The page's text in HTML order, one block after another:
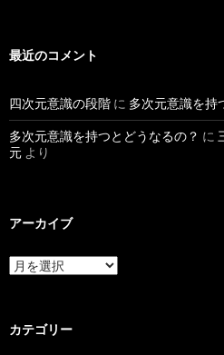
最近のコメント
四次元意識の段階 に 多次元意識を持
多次元意識を持つとどうなるの？ に
元 より
アーカイブ
カテゴリー